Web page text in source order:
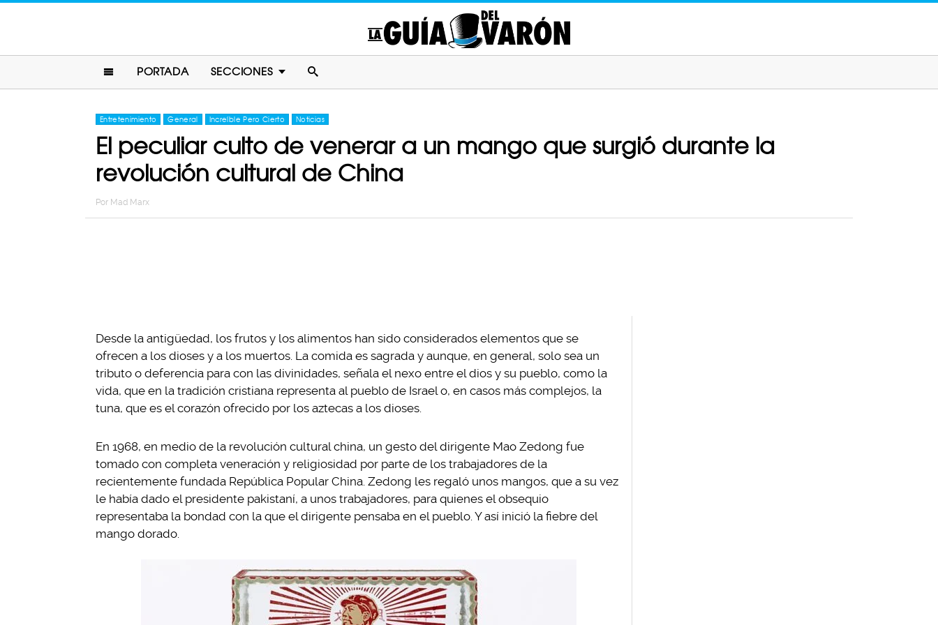
PORTADA SECCIONES
Entretenimiento General Increíble Pero Cierto Noticias
El peculiar culto de venerar a un mango que surgió durante la
revolución cultural de China
Por Mad Marx
Desde la antigüedad, los frutos y los alimentos han sido considerados elementos que se
ofrecen a los dioses y a los muertos. La comida es sagrada y aunque, en general, solo sea un
tributo o deferencia para con las divinidades, señala el nexo entre el dios y su pueblo, como la
vida, que en la tradición cristiana representa al pueblo de Israel o, en casos más complejos, la
tuna, que es el corazón ofrecido por los aztecas a los dioses.
En 1968, en medio de la revolución cultural china, un gesto del dirigente Mao Zedong fue
tomado con completa veneración y religiosidad por parte de los trabajadores de la
recientemente fundada República Popular China. Zedong les regaló unos mangos, que a su vez
le había dado el presidente pakistaní, a unos trabajadores, para quienes el obsequio
representaba la bondad con la que el dirigente pensaba en el pueblo. Y así inició la fiebre del
mango dorado.